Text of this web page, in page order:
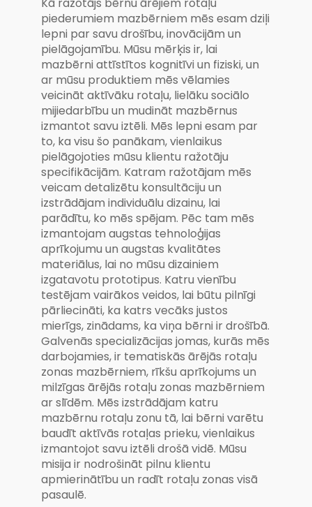
piederumiem mazbērniem mēs esam dziļi
lepni par savu drošību, inovācijām un
pielāgojamību. Mūsu mērķis ir, lai
mazbērni attīstītos kognitīvi un fiziski, un
ar mūsu produktiem mēs vēlamies
veicināt aktīvāku rotaļu, lielāku sociālo
mijiedarbību un mudināt mazbērnus
izmantot savu iztēli. Mēs lepni esam par
to, ka visu šo panākam, vienlaikus
pielāgojoties mūsu klientu ražotāju
specifikācijām. Katram ražotājam mēs
veicam detalizētu konsultāciju un
izstrādājam individuālu dizainu, lai
parādītu, ko mēs spējam. Pēc tam mēs
izmantojam augstas tehnoloģijas
aprīkojumu un augstas kvalitātes
materiālus, lai no mūsu dizainiem
izgatavotu prototipus. Katru vienību
testējam vairākos veidos, lai būtu pilnīgi
pārliecināti, ka katrs vecāks justos
mierīgs, zinādams, ka viņa bērni ir drošībā.
Galvenās specializācijas jomas, kurās mēs
darbojamies, ir tematiskās ārējās rotaļu
zonas mazbērniem, rīkšu aprīkojums un
milzīgas ārējās rotaļu zonas mazbērniem
ar slīdēm. Mēs izstrādājam katru
mazbērnu rotaļu zonu tā, lai bērni varētu
baudīt aktīvās rotaļas prieku, vienlaikus
izmantojot savu iztēli drošā vidē. Mūsu
misija ir nodrošināt pilnu klientu
apmierinātību un radīt rotaļu zonas visā
pasaulē.